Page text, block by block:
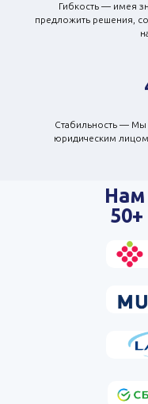
Гибкость — имея
предложить решения,
Стабильность —
юридическим